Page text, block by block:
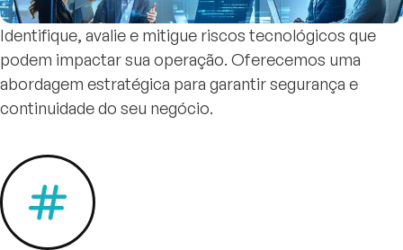
Identifique, avalie e mitigue riscos tecnológicos que
podem impactar sua operação. Oferecemos uma
abordagem estratégica para garantir segurança e
continuidade do seu negócio.